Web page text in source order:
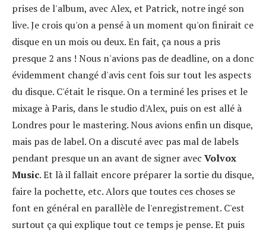
prises de l'album, avec Alex, et Patrick, notre ingé son
live. Je crois qu'on a pensé à un moment qu'on finirait ce
disque en un mois ou deux. En fait, ça nous a pris
presque 2 ans ! Nous n'avions pas de deadline, on a donc
évidemment changé d'avis cent fois sur tout les aspects
du disque. C'était le risque. On a terminé les prises et le
mixage à Paris, dans le studio d'Alex, puis on est allé à
Londres pour le mastering. Nous avions enfin un disque,
mais pas de label. On a discuté avec pas mal de labels
pendant presque un an avant de signer avec Volvox
Music. Et là il fallait encore préparer la sortie du disque,
faire la pochette, etc. Alors que toutes ces choses se
font en général en parallèle de l'enregistrement. C'est
surtout ça qui explique tout ce temps je pense. Et puis